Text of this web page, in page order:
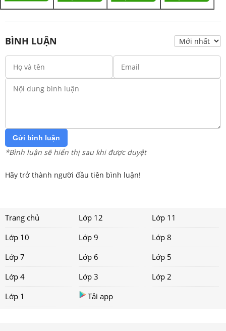
BÌNH LUẬN
Gửi bình luận
*Bình luận sẽ hiển thị sau khi được duyệt
Hãy trở thành người đầu tiên bình luận!
Trang chủ Lớp 12
Lớp 11
Lớp 10
Lớp 9
Lớp 8
Lớp 7
Lớp 6
Lớp 5
Lớp 4
Lớp 3
Lớp 2
Lớp 1
Tải app